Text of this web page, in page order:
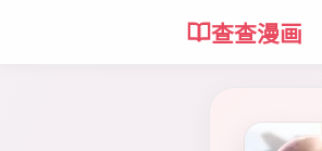
查查漫画